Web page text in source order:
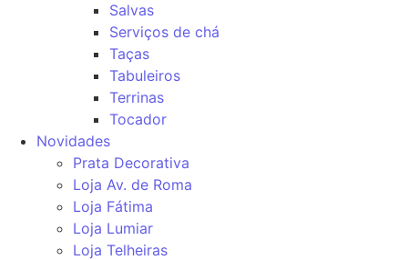
Salvas
Serviços de chá
Taças
Tabuleiros
Terrinas
Tocador
Novidades
Prata Decorativa
Loja Av. de Roma
Loja Fátima
Loja Lumiar
Loja Telheiras